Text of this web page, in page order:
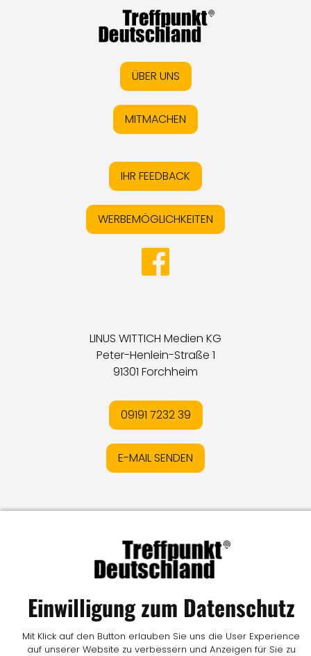
ÜBER UNS
MITMACHEN
IHR FEEDBACK
WERBEMÖGLICHKEITEN
LINUS WITTICH Medien KG
Peter-Henlein-Straße 1
91301 Forchheim
09191 7232 39
E-MAIL SENDEN
MediadatenI Kontakt Vertrag widerrufen
© LW Medien GmbH
Einwilligung zum Datenschutz
Mit Klick auf den Button erlauben Sie uns die User Experience
auf unserer Website zu verbessern und Anzeigen für Sie zu